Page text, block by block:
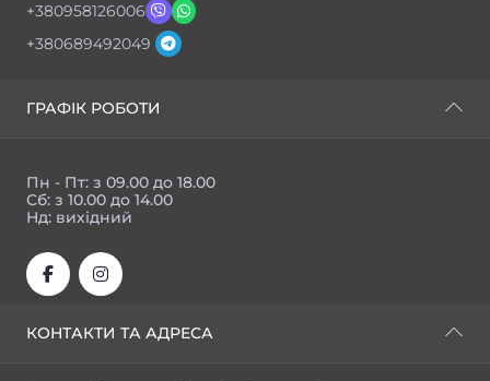
+380958126006
+380689492049
ГРАФІК РОБОТИ
Пн - Пт: з 09.00 до 18.00
Сб: з 10.00 до 14.00
Нд: вихідний
КОНТАКТИ ТА АДРЕСА